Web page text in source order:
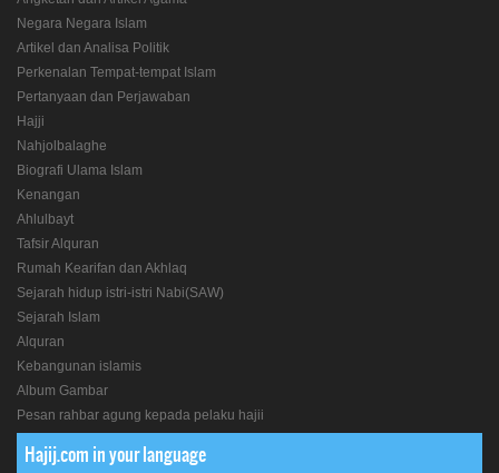
Negara Negara Islam
Artikel dan Analisa Politik
Perkenalan Tempat-tempat Islam
Pertanyaan dan Perjawaban
Hajji
Nahjolbalaghe
Biografi Ulama Islam
Kenangan
Ahlulbayt
Tafsir Alquran
Rumah Kearifan dan Akhlaq
Sejarah hidup istri-istri Nabi(SAW)
Sejarah Islam
Alquran
Kebangunan islamis
Album Gambar
Pesan rahbar agung kepada pelaku hajii
Hajij.com in your language